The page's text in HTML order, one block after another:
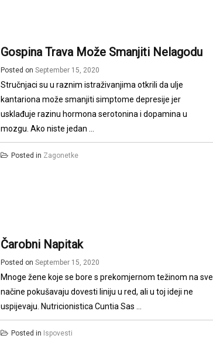
Gospina Trava Može Smanjiti Nelagodu
Posted onSeptember 15, 2020
Stručnjaci su u raznim istraživanjima otkrili da ulje
kantariona može smanjiti simptome depresije jer
usklađuje razinu hormona serotonina i dopamina u
mozgu. Ako niste jedan ...
Posted in Zagonetke
Čarobni Napitak
Posted onSeptember 15, 2020
Mnoge žene koje se bore s prekomjernom težinom na sve
načine pokušavaju dovesti liniju u red, ali u toj ideji ne
uspijevaju. Nutricionistica Cuntia Sas ...
Posted in Ispovesti